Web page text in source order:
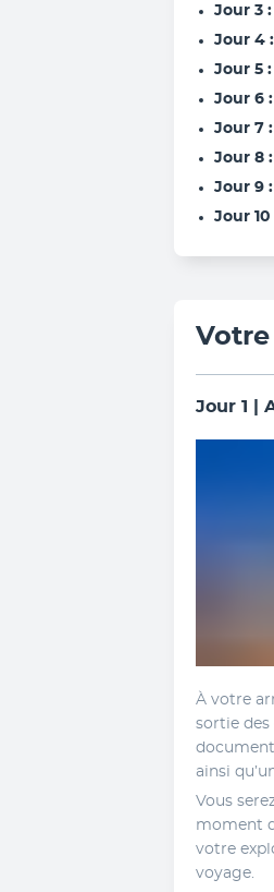
Jour 3
Jour 4
Jour 5
Jour 6
Jour 7
Jour 8
Jour 9
Jour
Jour 1 |
À votre
sortie des
ainsi
Vous
moment
votre
voyage.